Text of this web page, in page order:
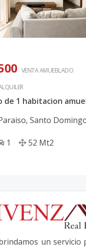
VENTA AMUEBLADO
, Santo
1 52 Mt2
un servicio